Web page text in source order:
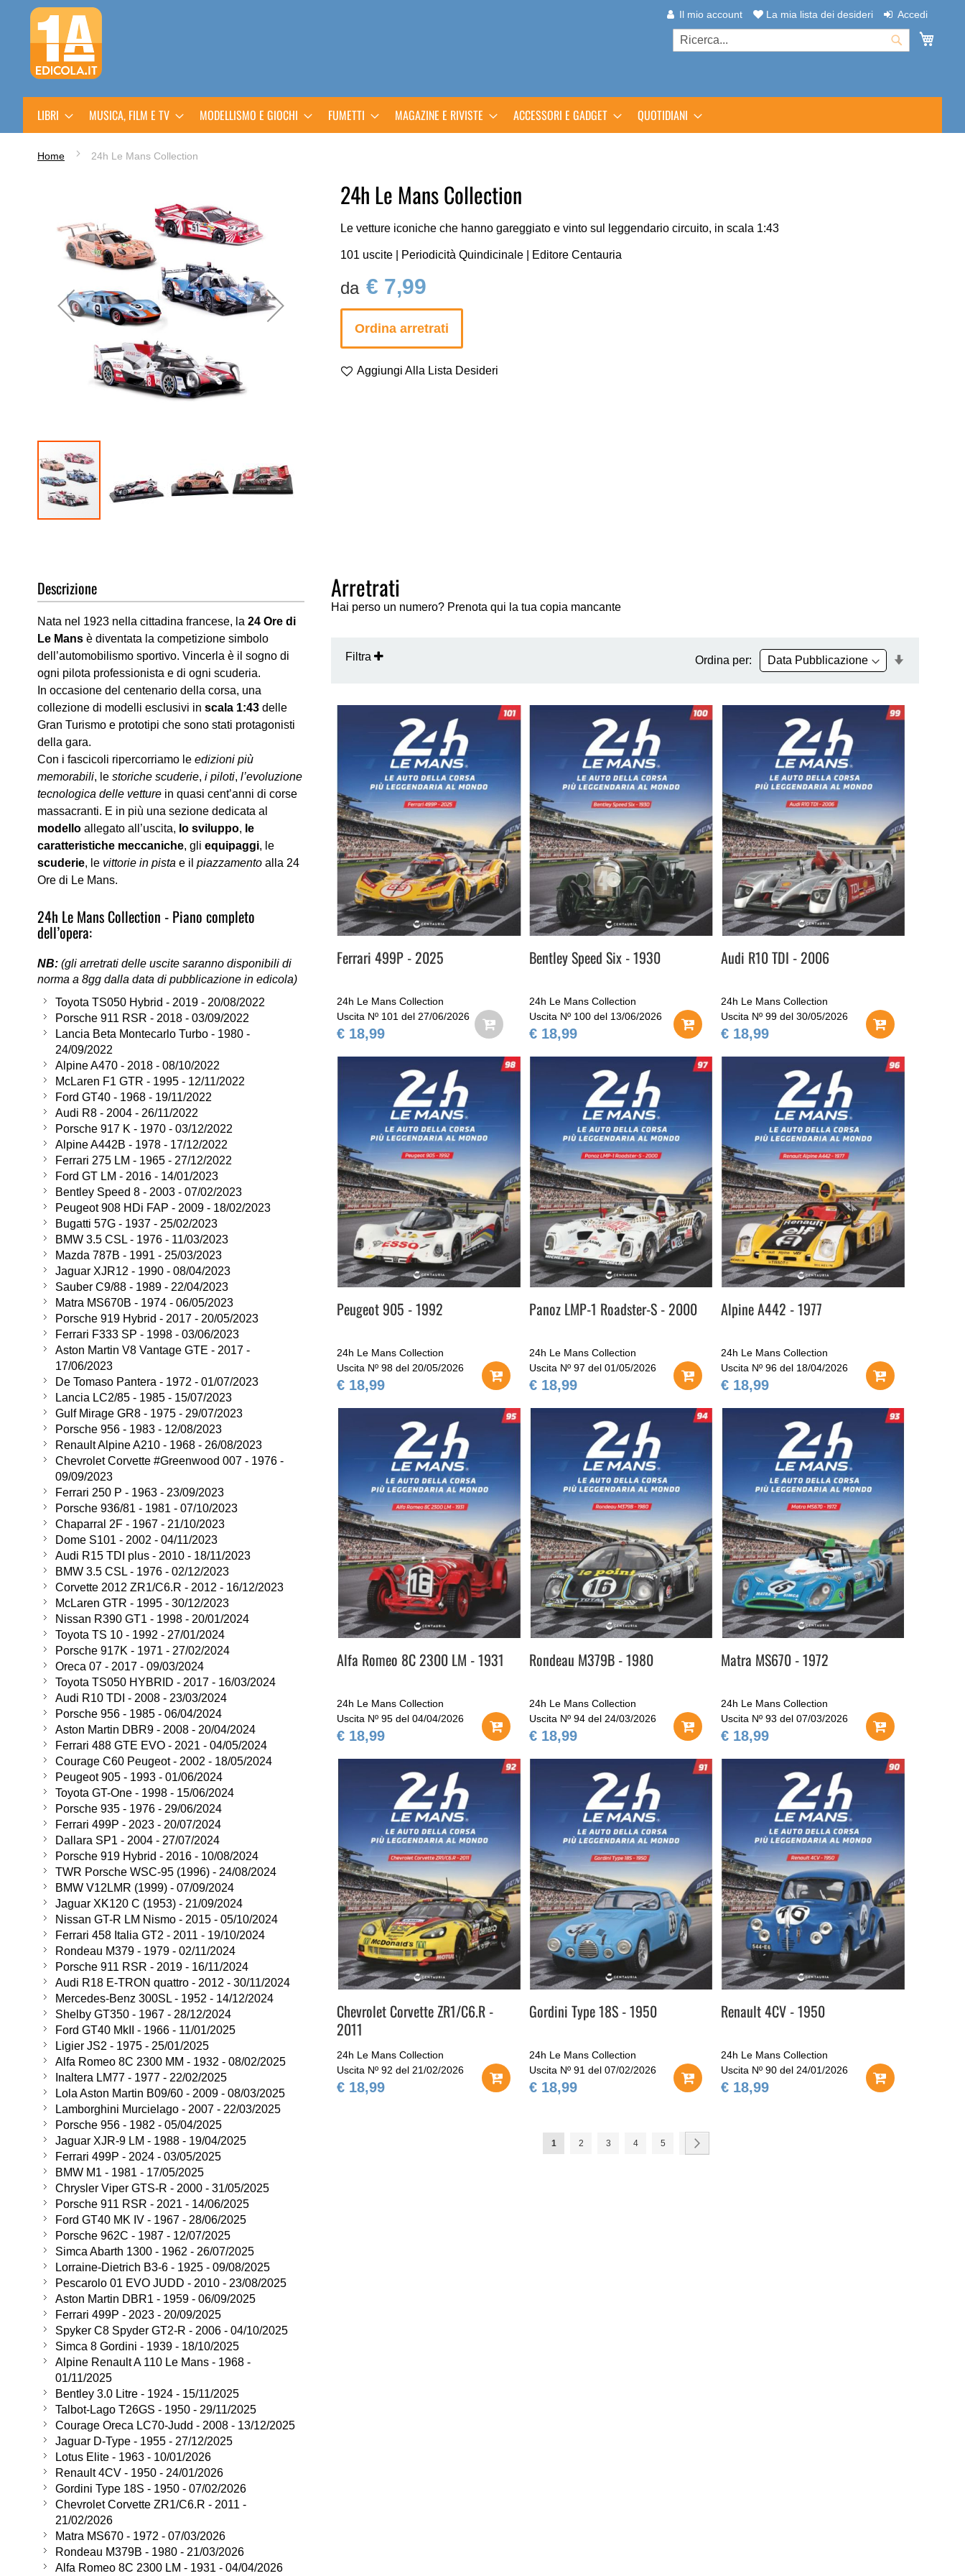
Salta
al
contenuto
Il mio account La mia lista dei desideri Accedi
Cerca
LIBRI MUSICA, FILM E TV MODELLISMO E GIOCHI FUMETTI MAGAZINE E RIVISTE ACCESSORI E GADGET QUOTIDIANI
Home 24h Le Mans Collection
della
galleria
di
24h Le Mans Collection
Le vetture iconiche che hanno gareggiato e vinto sul leggendario circuito, in scala 1:43
101 uscite | Periodicità Quindicinale | Editore Centauria
€ 7,99
Ordina arretrati
Aggiungi Alla Lista Desideri
Descrizione
Nata nel 1923 nella cittadina francese, la 24 Ore di
Le Mans è diventata la competizione simbolo
dell’automobilismo sportivo. Vincerla è il sogno di
ogni pilota professionista e di ogni scuderia.
In occasione del centenario della corsa, una
collezione di modelli esclusivi in scala 1:43 delle
Gran Turismo e prototipi che sono stati protagonisti
della gara.
Con i fascicoli ripercorriamo le edizioni più
memorabili, le storiche scuderie, i piloti, l’evoluzione
tecnologica delle vetture in quasi cent’anni di corse
massacranti. E in più una sezione dedicata al
modello allegato all’uscita, lo sviluppo, le
caratteristiche meccaniche, gli equipaggi, le
scuderie, le vittorie in pista e il piazzamento alla 24
Ore di Le Mans.
24h Le Mans Collection - Piano completo
dell’opera:
NB: (gli arretrati delle uscite saranno disponibili di
norma a 8gg dalla data di pubblicazione in edicola)
Toyota TS050 Hybrid - 2019 - 20/08/2022
Porsche 911 RSR - 2018 - 03/09/2022
Lancia Beta Montecarlo Turbo - 1980 -
24/09/2022
Alpine A470 - 2018 - 08/10/2022
McLaren F1 GTR - 1995 - 12/11/2022
Ford GT40 - 1968 - 19/11/2022
Audi R8 - 2004 - 26/11/2022
Porsche 917 K - 1970 - 03/12/2022
Alpine A442B - 1978 - 17/12/2022
Ferrari 275 LM - 1965 - 27/12/2022
Ford GT LM - 2016 - 14/01/2023
Bentley Speed 8 - 2003 - 07/02/2023
Peugeot 908 HDi FAP - 2009 - 18/02/2023
Bugatti 57G - 1937 - 25/02/2023
BMW 3.5 CSL - 1976 - 11/03/2023
Mazda 787B - 1991 - 25/03/2023
Jaguar XJR12 - 1990 - 08/04/2023
Sauber C9/88 - 1989 - 22/04/2023
Matra MS670B - 1974 - 06/05/2023
Porsche 919 Hybrid - 2017 - 20/05/2023
Ferrari F333 SP - 1998 - 03/06/2023
Aston Martin V8 Vantage GTE - 2017 -
17/06/2023
De Tomaso Pantera - 1972 - 01/07/2023
Lancia LC2/85 - 1985 - 15/07/2023
Gulf Mirage GR8 - 1975 - 29/07/2023
Porsche 956 - 1983 - 12/08/2023
Renault Alpine A210 - 1968 - 26/08/2023
Chevrolet Corvette #Greenwood 007 - 1976 -
09/09/2023
Ferrari 250 P - 1963 - 23/09/2023
Porsche 936/81 - 1981 - 07/10/2023
Chaparral 2F - 1967 - 21/10/2023
Dome S101 - 2002 - 04/11/2023
Audi R15 TDI plus - 2010 - 18/11/2023
BMW 3.5 CSL - 1976 - 02/12/2023
Corvette 2012 ZR1/C6.R - 2012 - 16/12/2023
McLaren GTR - 1995 - 30/12/2023
Nissan R390 GT1 - 1998 - 20/01/2024
Toyota TS 10 - 1992 - 27/01/2024
Porsche 917K - 1971 - 27/02/2024
Oreca 07 - 2017 - 09/03/2024
Toyota TS050 HYBRID - 2017 - 16/03/2024
Audi R10 TDI - 2008 - 23/03/2024
Porsche 956 - 1985 - 06/04/2024
Aston Martin DBR9 - 2008 - 20/04/2024
Ferrari 488 GTE EVO - 2021 - 04/05/2024
Courage C60 Peugeot - 2002 - 18/05/2024
Peugeot 905 - 1993 - 01/06/2024
Toyota GT-One - 1998 - 15/06/2024
Porsche 935 - 1976 - 29/06/2024
Ferrari 499P - 2023 - 20/07/2024
Dallara SP1 - 2004 - 27/07/2024
Porsche 919 Hybrid - 2016 - 10/08/2024
TWR Porsche WSC-95 (1996) - 24/08/2024
BMW V12LMR (1999) - 07/09/2024
Jaguar XK120 C (1953) - 21/09/2024
Nissan GT-R LM Nismo - 2015 - 05/10/2024
Ferrari 458 Italia GT2 - 2011 - 19/10/2024
Rondeau M379 - 1979 - 02/11/2024
Porsche 911 RSR - 2019 - 16/11/2024
Audi R18 E-TRON quattro - 2012 - 30/11/2024
Mercedes-Benz 300SL - 1952 - 14/12/2024
Shelby GT350 - 1967 - 28/12/2024
Ford GT40 MkII - 1966 - 11/01/2025
Ligier JS2 - 1975 - 25/01/2025
Alfa Romeo 8C 2300 MM - 1932 - 08/02/2025
Inaltera LM77 - 1977 - 22/02/2025
Lola Aston Martin B09/60 - 2009 - 08/03/2025
Lamborghini Murcielago - 2007 - 22/03/2025
Porsche 956 - 1982 - 05/04/2025
Jaguar XJR-9 LM - 1988 - 19/04/2025
Ferrari 499P - 2024 - 03/05/2025
BMW M1 - 1981 - 17/05/2025
Chrysler Viper GTS-R - 2000 - 31/05/2025
Porsche 911 RSR - 2021 - 14/06/2025
Ford GT40 MK IV - 1967 - 28/06/2025
Porsche 962C - 1987 - 12/07/2025
Simca Abarth 1300 - 1962 - 26/07/2025
Lorraine-Dietrich B3-6 - 1925 - 09/08/2025
Pescarolo 01 EVO JUDD - 2010 - 23/08/2025
Aston Martin DBR1 - 1959 - 06/09/2025
Ferrari 499P - 2023 - 20/09/2025
Spyker C8 Spyder GT2-R - 2006 - 04/10/2025
Simca 8 Gordini - 1939 - 18/10/2025
Alpine Renault A 110 Le Mans - 1968 -
01/11/2025
Bentley 3.0 Litre - 1924 - 15/11/2025
Talbot-Lago T26GS - 1950 - 29/11/2025
Courage Oreca LC70-Judd - 2008 - 13/12/2025
Jaguar D-Type - 1955 - 27/12/2025
Lotus Elite - 1963 - 10/01/2026
Renault 4CV - 1950 - 24/01/2026
Gordini Type 18S - 1950 - 07/02/2026
Chevrolet Corvette ZR1/C6.R - 2011 -
21/02/2026
Matra MS670 - 1972 - 07/03/2026
Rondeau M379B - 1980 - 21/03/2026
Alfa Romeo 8C 2300 LM - 1931 - 04/04/2026
Arretrati
Hai perso un numero? Prenota qui la tua copia mancante
Filtra Ordina per:
crescente
Ferrari 499P - 2025
24h Le Mans Collection
Uscita Nº 101 del 27/06/2026
€ 18,99
Bentley Speed Six - 1930
24h Le Mans Collection
Uscita Nº 100 del 13/06/2026
€ 18,99
Audi R10 TDI - 2006
24h Le Mans Collection
Uscita Nº 99 del 30/05/2026
€ 18,99
Peugeot 905 - 1992
24h Le Mans Collection
Uscita Nº 98 del 20/05/2026
€ 18,99
Panoz LMP-1 Roadster-S - 2000
24h Le Mans Collection
Uscita Nº 97 del 01/05/2026
€ 18,99
Alpine A442 - 1977
24h Le Mans Collection
Uscita Nº 96 del 18/04/2026
€ 18,99
Alfa Romeo 8C 2300 LM - 1931
24h Le Mans Collection
Uscita Nº 95 del 04/04/2026
€ 18,99
Rondeau M379B - 1980
24h Le Mans Collection
Uscita Nº 94 del 24/03/2026
€ 18,99
Matra MS670 - 1972
24h Le Mans Collection
Uscita Nº 93 del 07/03/2026
€ 18,99
Chevrolet Corvette ZR1/C6.R -
2011
24h Le Mans Collection
Uscita Nº 92 del 21/02/2026
€ 18,99
Gordini Type 18S - 1950
24h Le Mans Collection
Uscita Nº 91 del 07/02/2026
€ 18,99
Renault 4CV - 1950
24h Le Mans Collection
Uscita Nº 90 del 24/01/2026
€ 18,99
Pagina
Attualmente stai leggendo la pagina
1 Pagina
2 Pagina
3 Pagina
4 Pagina
5